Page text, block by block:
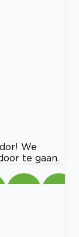
We
te gaan.